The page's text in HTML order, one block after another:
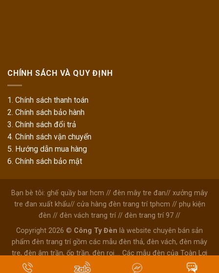
CHÍNH SÁCH VÀ QUY ĐỊNH
1. Chính sách thanh toán
2. Chính sách bảo hành
3. Chính sách đổi trả
4. Chính sách vận chuyển
5. Hướng dẫn mua hàng
6. Chính sách bảo mật
Bạn bè tôi: ghế quầy bar hcm // đèn mây tre đan// xưởng mây
tre đan xuất khẩu// cửa hàng đèn trang trí tphcm // phụ kiện
đèn // đèn vách trang trí// đèn trang trí 97 //
Copyright 2026 © Công Ty Đèn là website chuyên bán sản
phẩm đèn trang trí gồm các mẫu đèn thả, đèn vách, đèn mây
tre, đèn âm trần, ốp trần, đèn rọi.... Các mẫu đèn của Toàn Lợi
dùng trang trí ở quán cafe, văn phòng, shop thời trang, phòng